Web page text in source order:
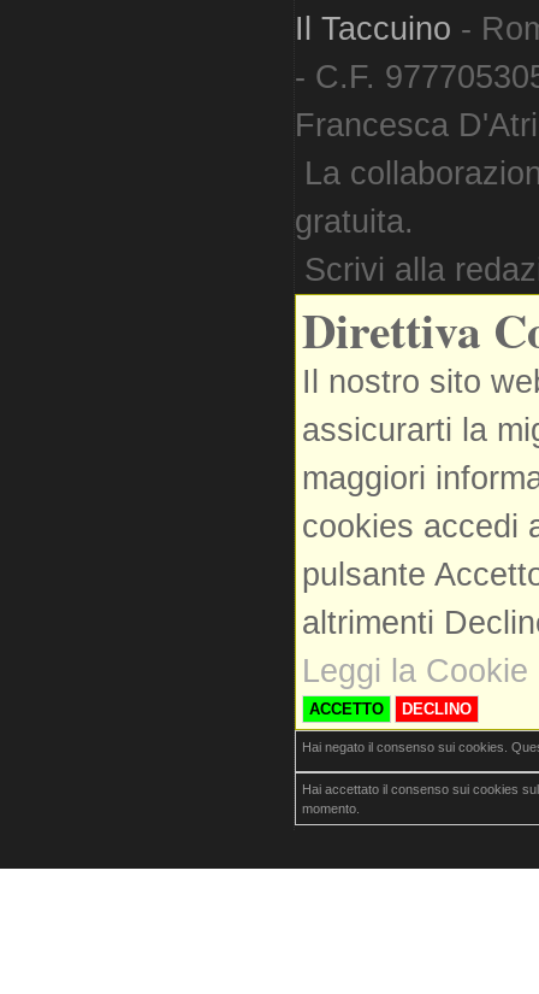
Il Taccuino -
- C.F.
Francesca
La
gratuita.
Scrivi alla
Direttiva
Il nostro sito
assicurarti la
maggiori
cookies accedi
pulsante
altrimenti
Leggi la Cookie
ACCETTO DECLINO
Hai negato il consenso sui cookies.
Hai accettato il consenso sui cookies
momento.